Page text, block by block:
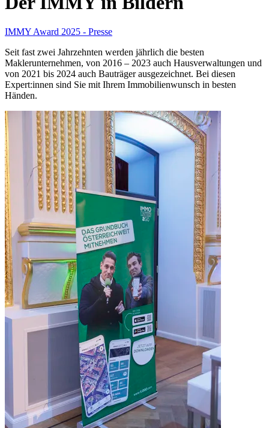
IMMY Award 2025 - Presse
Seit fast zwei Jahrzehnten werden jährlich die besten
Maklerunternehmen, von 2016 – 2023 auch Hausverwaltungen und
von 2021 bis 2024 auch Bauträger ausgezeichnet. Bei diesen
Expert:innen sind Sie mit Ihrem Immobilienwunsch in besten
Händen.